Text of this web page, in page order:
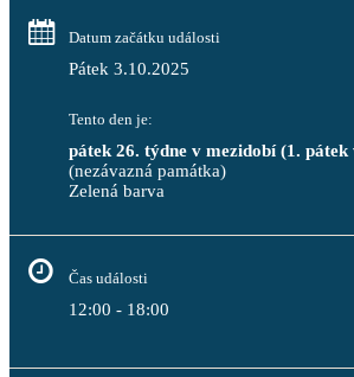
Datum začátku události
Pátek 3.10.2025
Tento den je:
pátek 26. týdne v mezidobí (1. pátek
(nezávazná památka)
Zelená
Čas události
12:00 - 18:00